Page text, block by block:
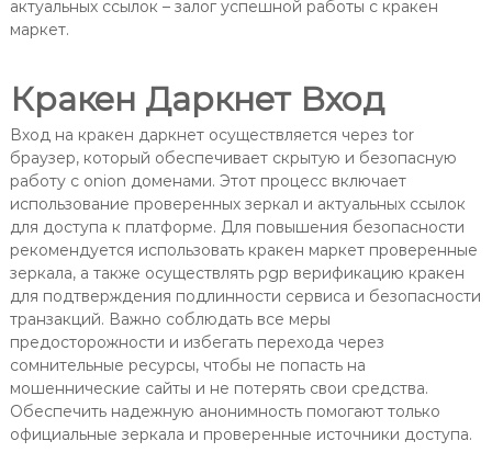
актуальных ссылок – залог успешной работы с кракен
маркет.
Кракен Даркнет Вход
Вход на кракен даркнет осуществляется через tor
браузер, который обеспечивает скрытую и безопасную
работу с onion доменами. Этот процесс включает
использование проверенных зеркал и актуальных ссылок
для доступа к платформе. Для повышения безопасности
рекомендуется использовать кракен маркет проверенные
зеркала, а также осуществлять pgp верификацию кракен
для подтверждения подлинности сервиса и безопасности
транзакций. Важно соблюдать все меры
предосторожности и избегать перехода через
сомнительные ресурсы, чтобы не попасть на
мошеннические сайты и не потерять свои средства.
Обеспечить надежную анонимность помогают только
официальные зеркала и проверенные источники доступа.